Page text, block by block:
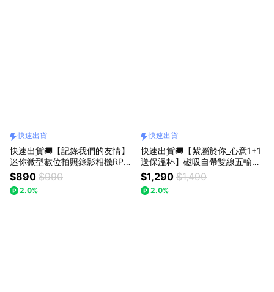
快速出貨
快速出貨🚚【記錄我們的友情】
迷你微型數位拍照錄影相機RP-1
RASTO
$890 $990
2.0%
快速出貨
快速出貨🚚【紫屬於你_心意1+1
送保溫杯】磁吸自帶雙線五輸出
無線充電快充行動電源 B101 E-
books【台灣製造】
$1,290 $1,490
2.0%